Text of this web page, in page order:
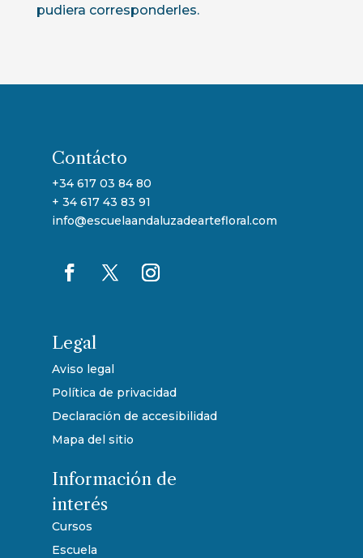
pudiera corresponderles.
Contácto
+34 617 03 84 80
+ 34 617 43 83 91
info@escuelaandaluzadeartefloral.com
Legal
Aviso legal
Política de privacidad
Declaración de accesibilidad
Mapa del sitio
Información de
interés
Cursos
Escuela